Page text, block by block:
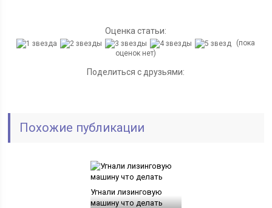
Оценка статьи:
(пока
оценок нет)
Поделиться с друзьями:
Похожие публикации
Угнали лизинговую
машину что делать